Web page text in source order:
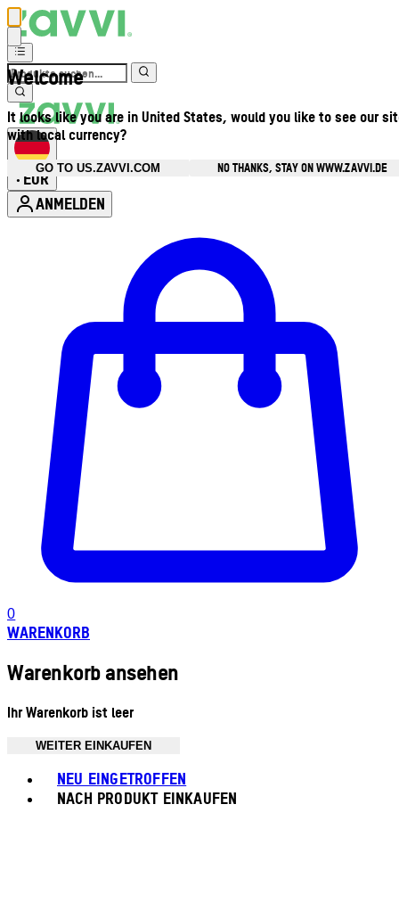
Welcome
It looks like you are in United States, would you like to see our
with local currency?
GO TO US.ZAVVI.COM
NO THANKS, STAY ON WWW.ZAVVI.DE
• EUR
ANMELDEN
0
WARENKORB
Warenkorb ansehen
Ihr Warenkorb ist leer
WEITER EINKAUFEN
NEU EINGETROFFEN
NACH PRODUKT EINKAUFEN